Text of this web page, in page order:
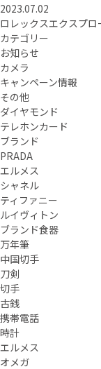
2023.07.02
ロレックスエクスプ
カテゴリー
お知らせ
カメラ
キャンペーン情報
その他
ダイヤモンド
テレホンカード
ブランド
PRADA
エルメス
シャネル
ティファニー
ルイヴィトン
ブランド食器
万年筆
中国切手
刀剣
切手
古銭
携帯電話
時計
エルメス
オメガ